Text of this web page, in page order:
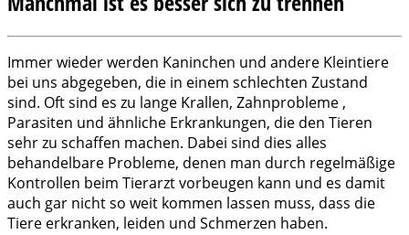
Immer wieder werden Kaninchen und andere Kleintiere
bei uns abgegeben, die in einem schlechten Zustand
sind. Oft sind es zu lange Krallen, Zahnprobleme ,
Parasiten und ähnliche Erkrankungen, die den Tieren
sehr zu schaffen machen. Dabei sind dies alles
behandelbare Probleme, denen man durch regelmäßige
Kontrollen beim Tierarzt vorbeugen kann und es damit
auch gar nicht so weit kommen lassen muss, dass die
Tiere erkranken, leiden und Schmerzen haben.